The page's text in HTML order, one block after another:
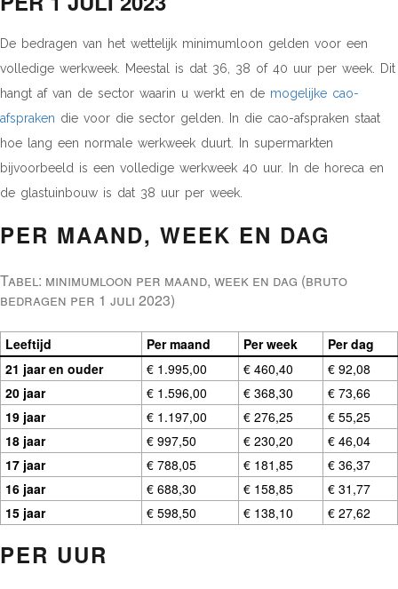
De bedragen van het wettelijk minimumloon gelden voor een
volledige werkweek. Meestal is dat 36, 38 of 40 uur per week. Dit
hangt af van de sector waarin u werkt en de mogelijke cao-
afspraken die voor die sector gelden. In die cao-afspraken staat
hoe lang een normale werkweek duurt. In supermarkten
bijvoorbeeld is een volledige werkweek 40 uur. In de horeca en
de glastuinbouw is dat 38 uur per week.
PER MAAND, WEEK EN DAG
Leeftijd Per maand Per week Per dag
Tabel: minimumloon per maand, week en dag (bruto
bedragen per 1 juli 2023)
21 jaar en ouder € 1.995,00 € 460,40
€ 92,08
20 jaar
€ 1.596,00 € 368,30
€ 73,66
19 jaar
€ 1.197,00 € 276,25
€ 55,25
18 jaar
€ 997,50 € 230,20
€ 46,04
17 jaar
€ 788,05 € 181,85
€ 36,37
16 jaar
€ 688,30 € 158,85
€ 31,77
15 jaar
€ 598,50 € 138,10 € 27,62
PER UUR